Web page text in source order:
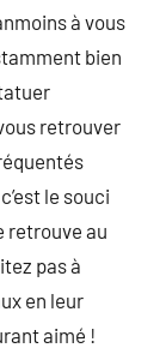
à vous
bien
retrouver
le souci
retrouve au
pas à
en leur
aimé !